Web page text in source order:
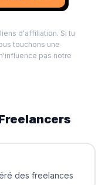
d'affiliation. Si tu
touchons une
pas notre
des freelances